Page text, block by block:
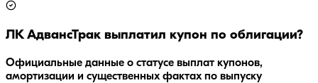
ЛК АдвансТрак выплатил купон по облигации?
Официальные данные о статусе выплат купонов,
амортизации и существенных фактах по выпуску